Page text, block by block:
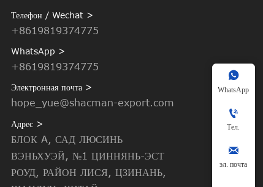
Телефон / Wechat >
+8619819374775
WhatsApp >
+8619819374775
Электронная почта >
hope_yue@shacman-export.com
Адрес >
БЛОК A, САД ЛЮСИНЬ
ВЭНЬХУЭЙ, №1 ЦИННЯНЬ-ЭСТ
РОУД, РАЙОН ЛИСЯ, ЦЗИНАНЬ,

WhatsApp

Тел.

эл. почта